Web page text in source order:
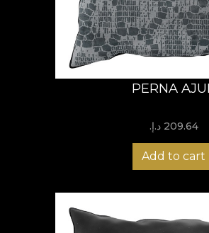
PERNA
209.64 د.إ.‏
Add to cart